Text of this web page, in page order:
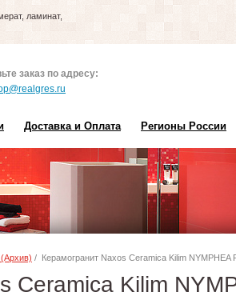
ламинат,
заказ по адресу:
Доставка и Оплата Регионы России
/ Керамогранит Naxos Ceramica Kilim NYMPHEA
Ceramica Kilim